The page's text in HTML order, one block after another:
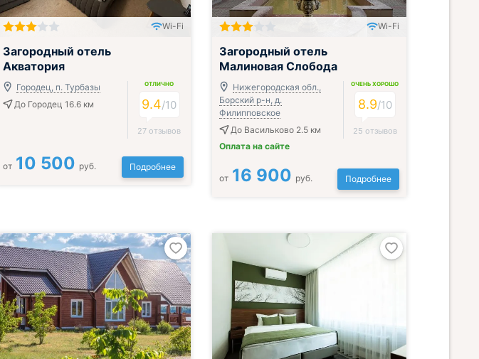
Всё включено
Wi-Fi
Загородный отель
Акватория
Городец, п. Турбазы
До Городец 16.6 км
ОТЛИЧНО
9.4/10
27 отзывов
от 10 500 руб. Подробнее
Включён завтрак, обед и ужин
Wi-Fi
Загородный отель
Малиновая Слобода
Нижегородская обл.,
Борский р-н, д.
Филипповское
До Васильково 2.5 км
Оплата на сайте
ОЧЕНЬ ХОРОШО
8.9/10
25 отзывов
от 16 900 руб. Подробнее